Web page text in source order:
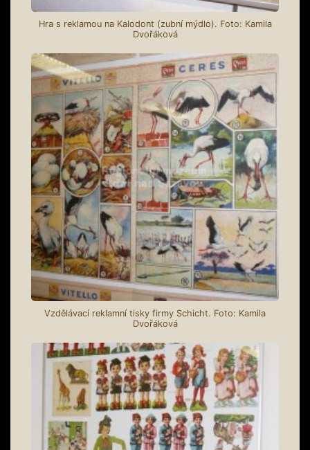
Hra s reklamou na Kalodont (zubní mýdlo). Foto: Kamila
Dvořáková
Vzdělávací reklamní tisky firmy Schicht. Foto: Kamila
Dvořáková